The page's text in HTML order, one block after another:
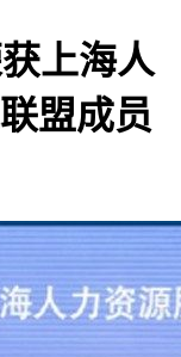
上海人
盟成员